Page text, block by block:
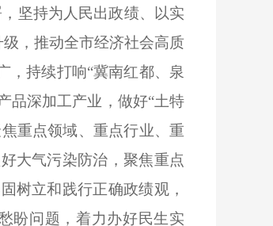
坚持为人民出政绩、以实
，推动全市经济社会高质
，持续打响“冀南红都、泉
品深加工产业，做好“土特
重点领域、重点行业、重
大气污染防治，聚焦重点
树立和践行正确政绩观，
盼问题，着力办好民生实